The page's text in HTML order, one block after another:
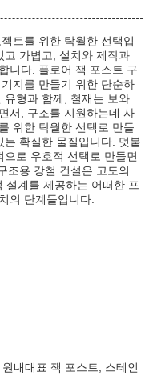
트를 위한 탁월한 선택입
고 가볍고, 설치와 제작과
니다. 플로어 잭 포스트 구
지를 만들기 위한 단순하
유형과 함께, 철재는 보와
서, 구조를 지원하는데 사
위한 탁월한 선택로 만들
확실한 물질입니다. 덧붙
로 우호적 선택로 만들면
조용 강철 건설은 고도의
설계를 제공하는 어떠한 프
의 단계들입니다.
내대표 잭 포스트, 스테인